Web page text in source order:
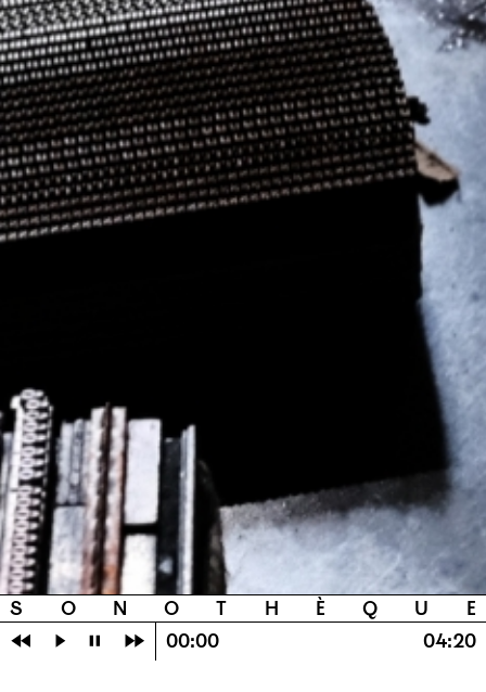
S O N O T H È Q U
E
⏪
⏵ ⏸ ⏩ 00:00 04:20